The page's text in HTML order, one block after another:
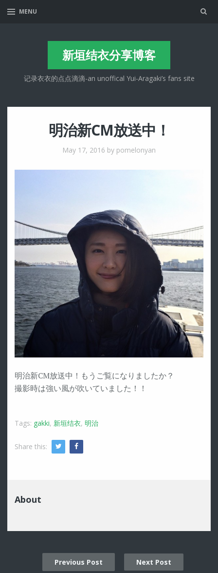
MENU
新垣结衣分享博客
记录衣衣的点点滴滴-an unoffical Yui-Aragaki’s fans site
明治新CM放送中！
May 17, 2016 by pomelonyan
明治新CM放送中！もうご覧になりましたか？
撮影時は強い風が吹いていました！！
Tags: gakki, 新垣结衣, 明治
Share this: Twitter
About
Previous Post Next Post